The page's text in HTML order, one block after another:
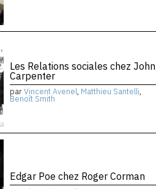
Les Relations sociales chez John
Carpenter
parVincent Avenel, Matthieu Santelli,
Benoît Smith
Edgar Poe chez Roger Corman